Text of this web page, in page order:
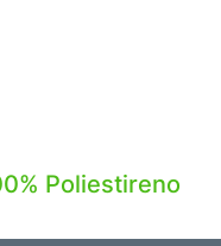
Poliestireno